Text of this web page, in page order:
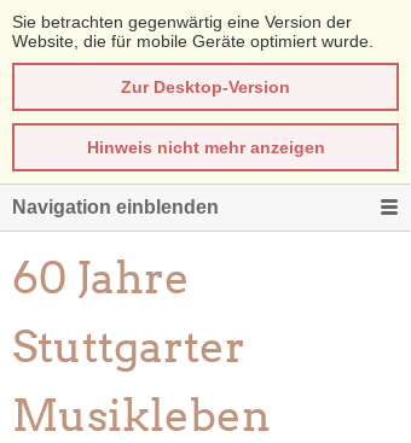
Sie betrachten gegenwärtig eine Version der
Website, die für mobile Geräte optimiert wurde.
Zur Desktop-Version
Hinweis nicht mehr anzeigen
Navigation einblenden
60 Jahre
Stuttgarter
Musikleben